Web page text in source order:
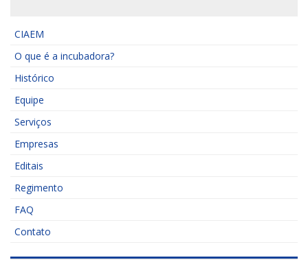
CIAEM
O que é a incubadora?
Histórico
Equipe
Serviços
Empresas
Editais
Regimento
FAQ
Contato